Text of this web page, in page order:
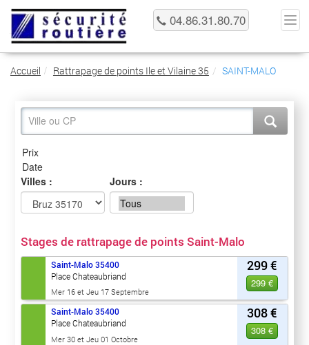
04.86.31.80.70
Accueil Rattrapage de points Ile et Vilaine 35 SAINT-MALO
Villes : Jours :
Stages de rattrapage de points Saint-Malo
299 €
299 €
Saint-Malo 35400
Place Chateaubriand
Mer 16 et Jeu 17 Septembre
308 €
308 €
Saint-Malo 35400
Place Chateaubriand
Mer 30 et Jeu 01 Octobre